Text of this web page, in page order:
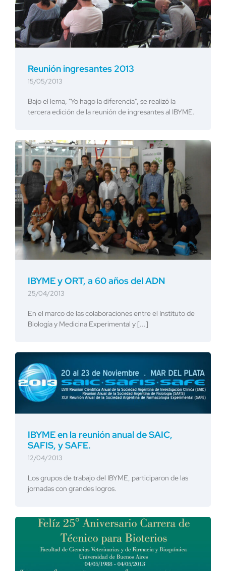
Reunión ingresantes 2013
15/05/2013
Bajo el lema, "Yo hago la diferencia", se realizó la
tercera edición de la reunión de ingresantes al IBYME.
IBYME y ORT, a 60 años del ADN
25/04/2013
En el marco de las colaboraciones entre el Instituto de
Biología y Medicina Experimental y [...]
IBYME en la reunión anual de SAIC,
SAFIS, y SAFE.
12/04/2013
Los grupos de trabajo del IBYME, participaron de las
jornadas con grandes logros.